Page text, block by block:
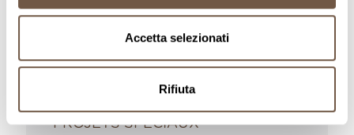
Accetta selezionati
Rifiuta
ABONNEZ-VOUS
PROJETS SPÉCIAUX